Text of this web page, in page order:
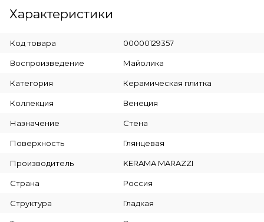
Характеристики
Код товара 00000129357
Воспроизведение Майолика
Категория Керамическая плитка
Коллекция Венеция
Назначение Стена
Поверхность Глянцевая
Производитель KERAMA MARAZZI
Страна Россия
Структура Гладкая